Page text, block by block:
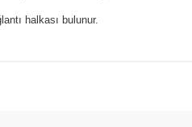
halkası bulunur.